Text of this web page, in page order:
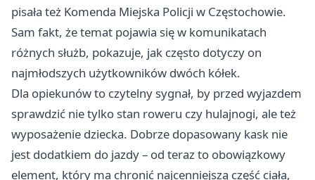
pisała też Komenda Miejska Policji w Częstochowie.
Sam fakt, że temat pojawia się w komunikatach
różnych służb, pokazuje, jak często dotyczy on
najmłodszych użytkowników dwóch kółek.
Dla opiekunów to czytelny sygnał, by przed wyjazdem
sprawdzić nie tylko stan roweru czy hulajnogi, ale też
wyposażenie dziecka. Dobrze dopasowany kask nie
jest dodatkiem do jazdy – od teraz to obowiązkowy
element, który ma chronić najcenniejszą część ciała,